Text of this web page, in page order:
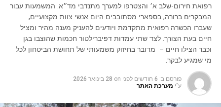
רפואת חירום-שלב א׳ והצטרפו למערך מתנדבי מד״א. המשמעות עבור
המבקרים ברורה, בספארי מסתובבים היום אנשי צוות מקצועיים,
שעברו הכשרה רפואית מתקדמת ויודעים להעניק מענה מהיר ומציל
חיים בעת הצורך. לצד שתי עמדות דפיברילטור חכמות שהוצבו בגן
וכבר הצילו חיים – מדובר בחיזוק משמעותי של תחושת הביטחון לכל
מי שמגיע לבקר.
פורסם ב: 6 חודשים לפני on 28 בינואר 2026
ע"י מערכת האתר